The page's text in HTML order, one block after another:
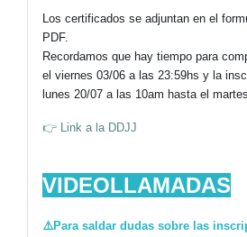
Los certificados se adjuntan en el
PDF.
Recordamos que hay tiempo para
el viernes 03/06 a las 23:59hs y la
lunes 20/07 a las 10am hasta el
👉 Link a la DDJJ
VIDEOLLAMADAS
⚠️Para saldar dudas sobre las